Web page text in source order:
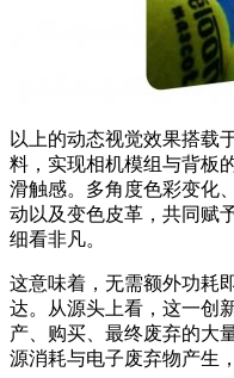
以上的动态视觉效果搭载
料，实现相机模组与背板
滑触感。多角度色彩变化
动以及变色皮革，共同赋
细看非凡。
这意味着，无需额外功耗
达。从源头上看，这一创
产、购买、最终废弃的大
源消耗与电子废弃物产生